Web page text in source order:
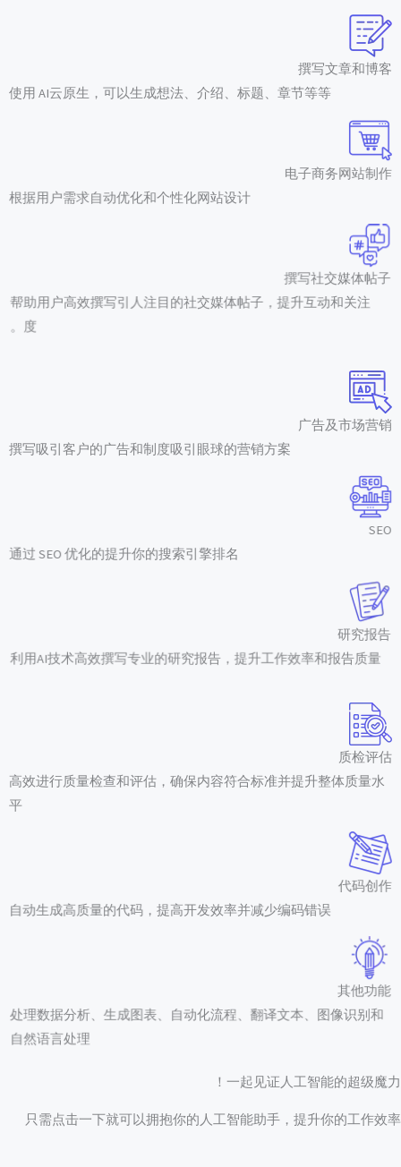
撰写文章和博客
使用 AI云原生，可以生成想法、介绍、标题、章节等等
电子商务网站制作
根据用户需求自动优化和个性化网站设计
撰写社交媒体帖子
帮助用户高效撰写引人注目的社交媒体帖子，提升互动和关注
度。
广告及市场营销
撰写吸引客户的广告和制度吸引眼球的营销方案
SEO
通过 SEO 优化的提升你的搜索引擎排名
研究报告
利用AI技术高效撰写专业的研究报告，提升工作效率和报告质量
质检评估
高效进行质量检查和评估，确保内容符合标准并提升整体质量水
平
代码创作
自动生成高质量的代码，提高开发效率并减少编码错误
其他功能
处理数据分析、生成图表、自动化流程、翻译文本、图像识别和
自然语言处理
一起见证人工智能的超级魔力
只需点击一下就可以拥抱你的人工智能助手，提升你的工作效